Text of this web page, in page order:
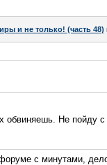
и не только! (часть 48)
Не пойду с
с минутами,